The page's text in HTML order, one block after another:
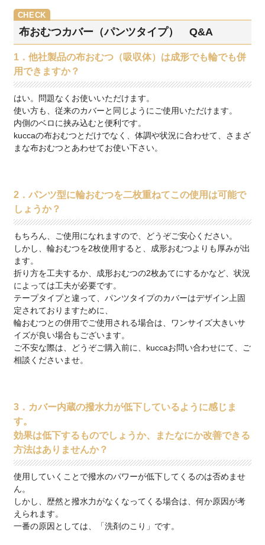
布おむつカバー（パンツタイプ） Q&A
1．他社製品の布おむつ（吸収体）は成形でも輪でも併
用できますか？
はい。問題なくお使いいただけます。
使い方も、従来のカバーと同じようにご使用いただけます。
内側のベロに挟み込むと便利です。
kuccaの布おむつとだけでなく、体調や状況に合わせて、さまざ
まな布おむつとあわせてお使い下さい。
2．パンツ型に輪おむつを二枚重ねてこの使用は可能で
しょうか？
もちろん、ご使用になれますので、どうぞご安心ください。
しかし、輪おむつを2枚使用すると、成形おむつよりも厚みが出
ます。
折り方を工夫するか、成形おむつの2枚あてにするかなど、状況
によっては工夫が必要です。
テープタイプと違って、パンツタイプのカバーはデザイン上固
定されておりますために、
輪おむつとの併用でご使用される場合は、ワンサイズ大きいサ
イズが良い場合もございます。
ご不安な際は、どうぞご購入前に、kuccaお問い合わせにて、ご
相談くださいませ。
3．カバー内蔵の撥水力が低下しているように感じま
す。
効果は低下するものでしょうか、またなにか改善できる
方法はありませんか？
使用していくことで撥水のパワーが低下してくるのは否めませ
ん。
しかし、歴然と撥水力がなくなってくる場合は、何か原因が考
えられます。
一番の原因としては、「洗剤のこり」です。